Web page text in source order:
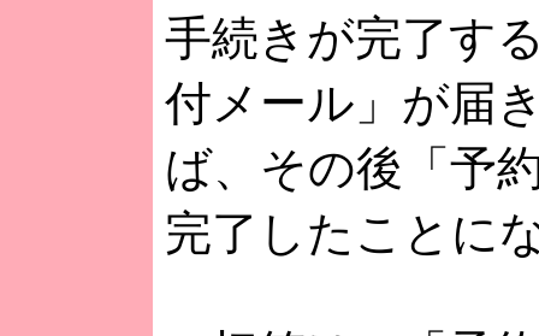
手続きが完了す
付メール」が届
ば、その後「予
完了したことに